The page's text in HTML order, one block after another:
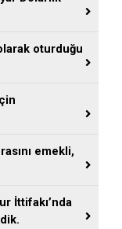
oturduğu
emekli,
İttifakı’nda